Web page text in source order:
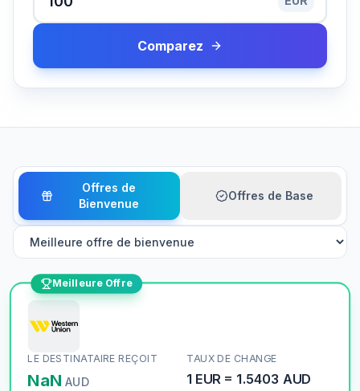
Comparez
Offres de
Bienvenue
Offres de Base
Meilleure Offre
LE DESTINATAIRE REÇOIT
NaN AUD
TAUX DE CHANGE
1 EUR= 1.5403 AUD